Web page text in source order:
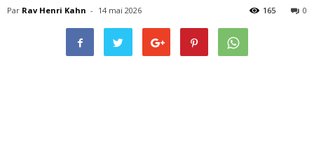
Par Rav Henri Kahn - 14 mai 2026 0
165